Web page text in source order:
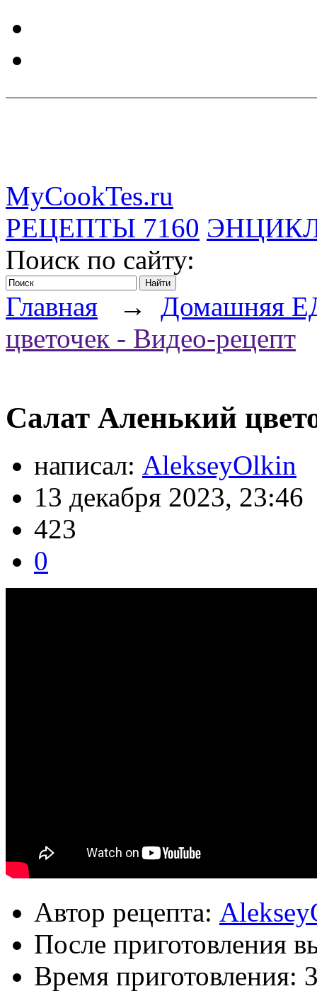
MyCookTes.ru
РЕЦЕПТЫ 7160
Поиск по сайту:
Главная → Домашняя
цветочек - Видео-рецепт
Салат Аленький
написал: AlekseyOlkin
13 декабря 2023, 23:46
423
0
Автор рецепта:
После приготовления
Время приготовления: